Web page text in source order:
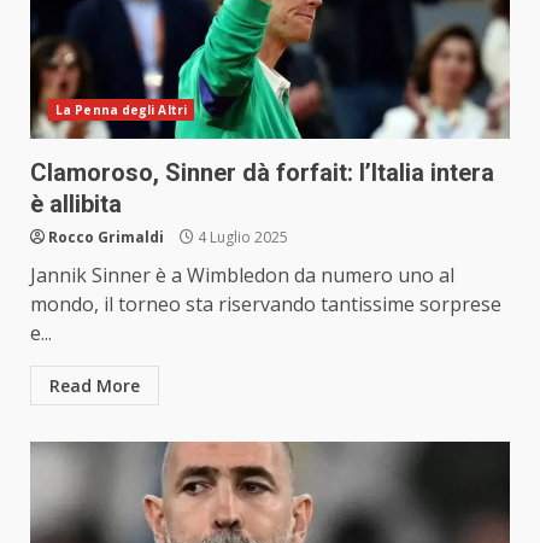
La Penna degli Altri
Clamoroso, Sinner dà forfait: l’Italia intera
è allibita
Rocco Grimaldi 4 Luglio 2025
Jannik Sinner è a Wimbledon da numero uno al
mondo, il torneo sta riservando tantissime sorprese
e...
Read More